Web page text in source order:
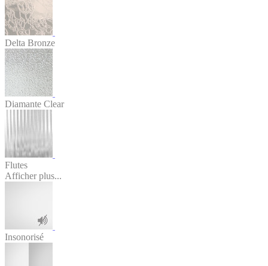
Delta Bronze
Diamante Clear
Flutes
Afficher plus...
Insonorisé